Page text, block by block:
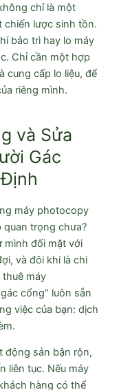
chỉ là một
chiến lược sinh tồn.
bảo trì hay lo máy
Chỉ cần một hợp
cung cấp lo liệu, để
riêng mình.
và Sửa
Gác
máy photocopy
quan trọng chưa?
mình đối mặt với
và đôi khi là chi
máy
cổng” luôn sẵn
việc của bạn: dịch
động sản bận rộn,
liên tục. Nếu máy
hàng có thể